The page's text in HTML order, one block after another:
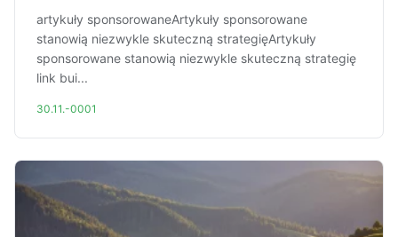
artykuły sponsorowaneArtykuły sponsorowane
stanowią niezwykle skuteczną strategięArtykuły
sponsorowane stanowią niezwykle skuteczną strategię
link bui...
30.11.-0001